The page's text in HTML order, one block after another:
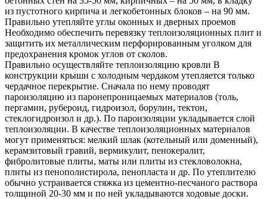
из пустотного кирпича и легкобетонных блоков – на 90 мм.
Правильно утепляйте углы оконных и дверных проемов
Необходимо обеспечить перевязку теплоизоляционных плит и
защитить их металлическим перфорированным уголком для
предохранения кромок углов от сколов.
Правильно осуществляйте теплоизоляцию кровли В
конструкции крыши с холодным чердаком утепляется только
чердачное перекрытие. Сначала по нему проводят
пароизоляцию из паронепроницаемых материалов (толь,
пергамин, рубероид, гидроизол, борулин, тектон,
стеклогидроизол и др.). По пароизоляции укладывается слой
теплоизоляции. В качестве теплоизоляционных материалов
могут применяться: мелкий шлак (котельный или доменный),
керамзитовый гравий, вермикулит, пенокералит,
фибролитовые плиты, маты или плиты из стекловолокна,
плиты из пенополистирола, пенопласта и др. По утеплителю
обычно устраивается стяжка из цементно-песчаного раствора
толщиной 20-30 мм и по ней укладываются ходовые доски.